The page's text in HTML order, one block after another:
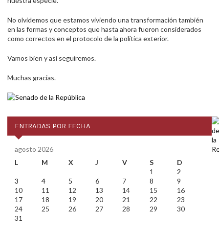
No olvidemos que estamos viviendo una transformación también
en las formas y conceptos que hasta ahora fueron considerados
como correctos en el protocolo de la política exterior.
Vamos bien y así seguiremos.
Muchas gracias.
ENTRADAS POR FECHA
agosto 2026
L
M X J V S
D
1
2
3
4 5 6 7 8
9
10
11 12 13 14 15
16
17
18 19 20 21 22
23
24
25 26 27 28 29
30
31